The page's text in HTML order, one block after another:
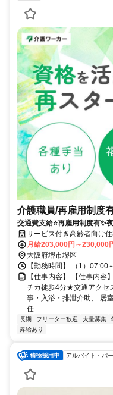
介護職員/再雇用制度
交通費支給⭐️再雇用制度有✨
支援有✨経験者優遇❗️車通勤
サービス付き高齢者向け
月給203,000円～230,000
大阪府堺市堺区
【勤務時間】 （1）
【仕事内容】 【仕事内
チカ徒歩4分★交通アクセ
事・入浴・排泄介助、 居
任...
長期 フリーター歓迎 大量募集
昇給あり
アルバイト・パ